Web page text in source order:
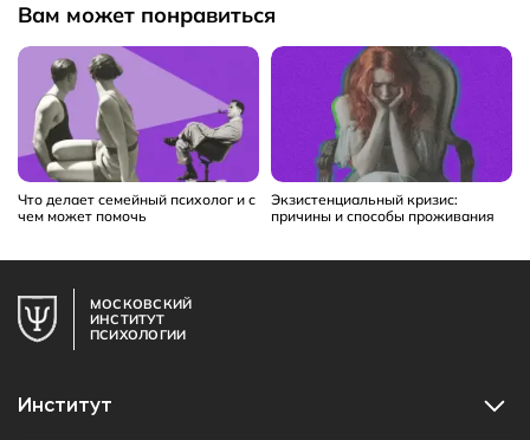
Вам может понравиться
Что делает семейный психолог и с
чем может помочь
Экзистенциальный кризис:
причины и способы проживания
МОСКОВСКИЙ
ИНСТИТУТ
ПСИХОЛОГИИ
Институт